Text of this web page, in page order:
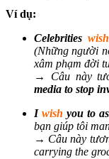
Ví dụ:
Celebrities wish
(Những người
xâm phạm đời
→ Câu này
media to stop
I wish you to
bạn giúp tôi
→ Câu này
carrying the